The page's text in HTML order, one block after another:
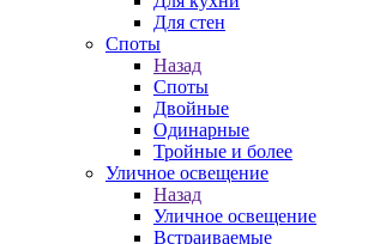
Для стен
Споты
Назад
Споты
Двойные
Одинарные
Тройные и более
Уличное освещение
Назад
Уличное освещение
Встраиваемые